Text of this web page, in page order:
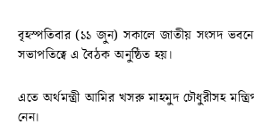
বৃহস্পতিবার (১১ জুন) সকালে জাতীয় সংসদ ভবনে
সভাপতিত্বে এ বৈঠক অনুষ্ঠিত হয়।
এতে অর্থমন্ত্রী আমির খসরু মাহমুদ চৌধুরীসহ
নেন।